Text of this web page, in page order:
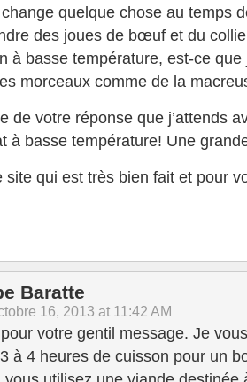
quelque chose au temps
des joues de bœuf et du
à basse température, est-ce que
morceaux comme de la
de votre réponse que j’attends
à basse température! Une
site qui est très bien fait et pour
Baratte
16, 2013 at 11:42 AM
votre gentil message. Je
à 4 heures de cuisson pour un